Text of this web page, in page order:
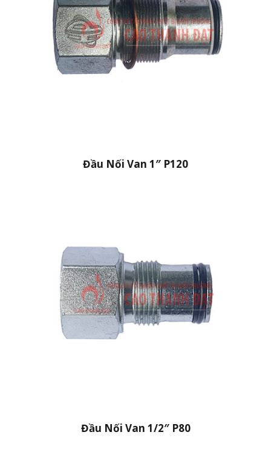
Đầu Nối Van 1″ P120
Đầu Nối Van 1/2″ P80